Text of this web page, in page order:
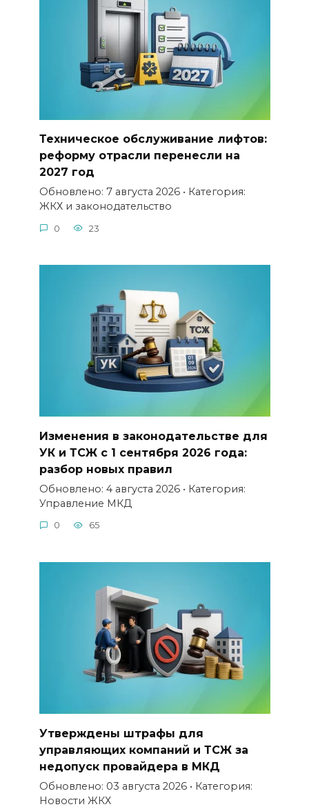
Техническое обслуживание лифтов:
реформу отрасли перенесли на
2027 год
Обновлено: 7 августа 2026 • Категория:
ЖКХ и законодательство
0 23
Изменения в законодательстве для
УК и ТСЖ с 1 сентября 2026 года:
разбор новых правил
Обновлено: 4 августа 2026 • Категория:
Управление МКД
0 65
Утверждены штрафы для
управляющих компаний и ТСЖ за
недопуск провайдера в МКД
Обновлено: 03 августа 2026 • Категория:
Новости ЖКХ